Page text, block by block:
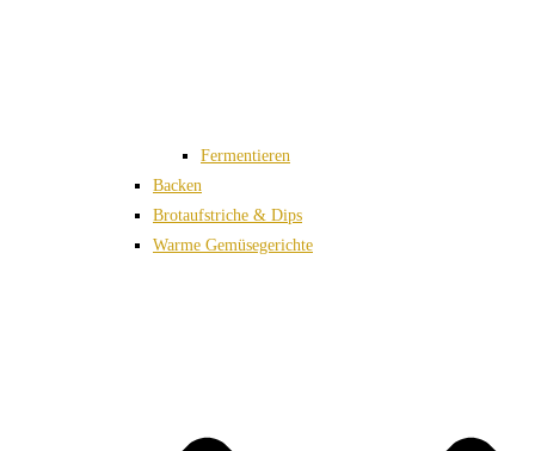
Fermentieren
Backen
Brotaufstriche & Dips
Warme Gemüsegerichte